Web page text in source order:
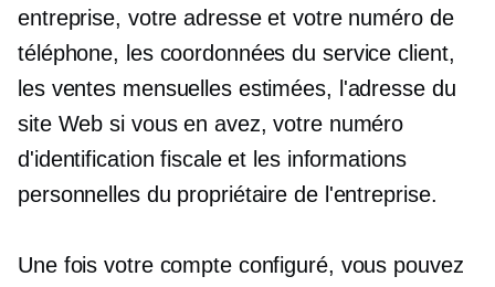
entreprise, votre adresse et votre numéro de
téléphone, les coordonnées du service client,
les ventes mensuelles estimées, l'adresse du
site Web si vous en avez, votre numéro
d'identification fiscale et les informations
personnelles du propriétaire de l'entreprise.
Une fois votre compte configuré, vous pouvez